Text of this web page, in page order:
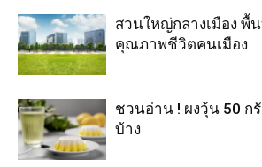
สวนใหญ่กลางเมือง พื้
คุณภาพชีวิตคนเมือง
ชวนอ่าน ! ผงวุ้น 50 ก
บ้าง